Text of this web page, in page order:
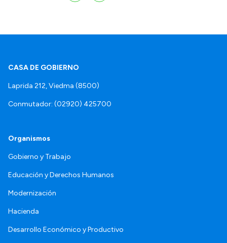
CASA DE GOBIERNO
Laprida 212, Viedma (8500)
Conmutador: (02920) 425700
Organismos
Gobierno y Trabajo
Educación y Derechos Humanos
Modernización
Hacienda
Desarrollo Económico y Productivo